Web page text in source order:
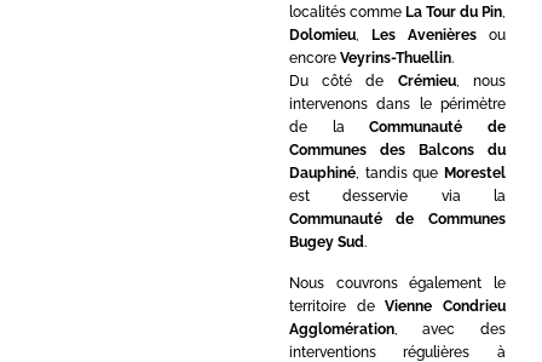
localités comme La Tour du Pin,
Dolomieu, Les Avenièresou
encore Veyrins-Thuellin.
Du côté de Crémieu, nous
intervenons dans le périmètre
de laCommunauté de
Communes des Balcons du
Dauphiné, tandis que Morestel
est desservie via la
Communauté de Communes
Bugey Sud.
Nous couvrons également le
territoire deVienne Condrieu
Agglomération, avec des
interventions régulières à